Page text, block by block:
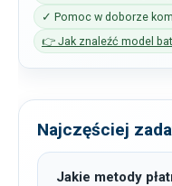
✓ Pomoc w doborze
👉 Jak znaleźć model
Najczęściej
Jakie metody